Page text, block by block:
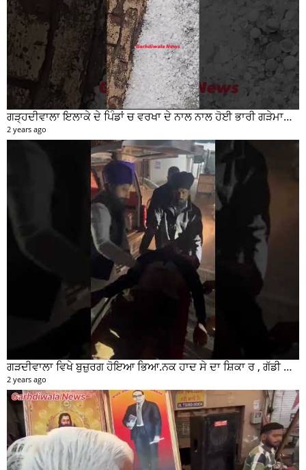
ਗੜ੍ਹਦੀਵਾਲਾ ਇਲਾਕੇ ਦੇ ਪਿੰਡਾਂ ਚ ਵਰਖਾ ਦੇ ਨਾਲ ਨਾਲ ਹੋਈ ਭਾਰੀ ਗੜੇਮਾਰੀ ਦੀਆਂ ਦੇਖੋ ਤਸਵੀਰਾਂ #garhdiwala #snow
2 years ago
ਗੜਦੀਵਾਲਾ ਵਿਖੇ ਬੁਜ਼ੁਰਗ ਹੋਇਆ ਭਿਆ.ਨਕ ਹਾਦ ਸੇ ਦਾ ਸ਼ਿਕਾ ਰ , ਗੱਡੀ ਸਵਾਰ ਮੌਕੇ ਤੋ ਫਰਾਰ
2 years ago